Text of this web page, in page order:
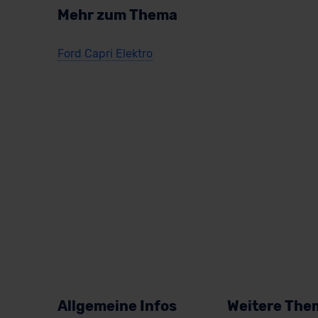
Mehr zum Thema
Ford Capri Elektro
Allgemeine Infos Weitere